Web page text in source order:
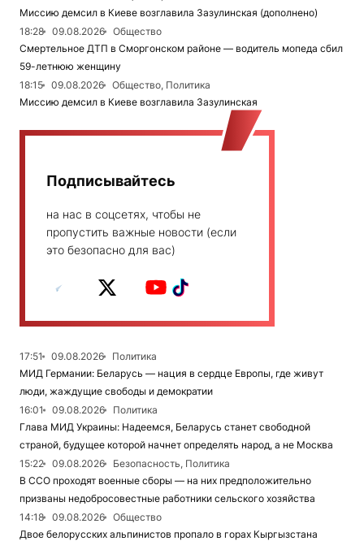
Миссию демсил в Киеве возглавила Зазулинская (дополнено)
18:28
09.08.2026
Общество
Смертельное ДТП в Сморгонском районе — водитель мопеда сбил
59-летнюю женщину
18:15
09.08.2026
Общество, Политика
Миссию демсил в Киеве возглавила Зазулинская
Подписывайтесь
на нас в соцсетях, чтобы не
пропустить важные новости (если
это безопасно для вас)
17:51 09.08.2026
Политика
МИД Германии: Беларусь — нация в сердце Европы, где живут
люди, жаждущие свободы и демократии
16:01
09.08.2026
Политика
Глава МИД Украины: Надеемся, Беларусь станет свободной
страной, будущее которой начнет определять народ, а не Москва
15:22
09.08.2026
Безопасность, Политика
В ССО проходят военные сборы — на них предположительно
призваны недобросовестные работники сельского хозяйства
14:18
09.08.2026
Общество
Двое белорусских альпинистов пропало в горах Кыргызстана